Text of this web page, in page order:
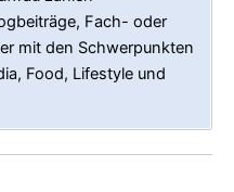
Fach- oder
mit den Schwerpunkten
Food, Lifestyle und